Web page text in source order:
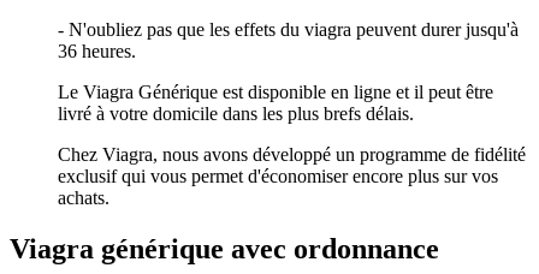
- N'oubliez pas que les effets du viagra peuvent durer jusqu'à
36 heures.
Le Viagra Générique est disponible en ligne et il peut être
livré à votre domicile dans les plus brefs délais.
Chez Viagra, nous avons développé un programme de fidélité
exclusif qui vous permet d'économiser encore plus sur vos
achats.
Viagra générique avec ordonnance